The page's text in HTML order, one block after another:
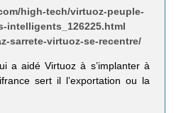
high-tech/virtuoz-peuple-
intelligents_126225.html
sarrete-virtuoz-se-recentre/
a aidé Virtuoz à s’implanter à
sert il l’exportation ou la